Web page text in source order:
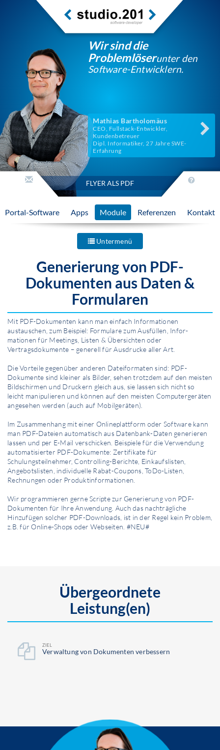
Wir sind die
Problemlöserunter den
Software-Entwicklern.
Mathias Bartholomäus
CEO, Fullstack-Entwickler,
Kundenbetreuer
Dipl. Informatiker, 27 Jahre SWE-
Erfahrung
FLYER ALS PDF
Portal-Software Apps Module Referenzen Kontakt
Untermenü
Generierung von PDF-
Dokumenten aus Daten &
Formularen
Mit PDF-Dokumenten kann man einfach Infor­mationen
austauschen, zum Beispiel: Formulare zum Ausfüllen, Infor­
mationen für Meetings, Listen & Übersichten oder
Vertragsdokumente – generell für Ausdrucke aller Art.
Die Vorteile gegenüber anderen Dateiformaten sind: PDF-
Dokumente sind kleiner als Bilder, sehen trotzdem auf den meisten
Bildschirmen und Druckern gleich aus, sie lassen sich nicht so
leicht manipulieren und können auf den meisten Computergeräten
angesehen werden (auch auf Mobilgeräten).
Im Zusammenhang mit einer Onlineplattform oder Software kann
man PDF-Dateien automatisch aus Datenbank-Daten generieren
lassen und per E-Mail verschicken. Beispiele für die Verwendung
automatisierter PDF-Dokumente: Zertifikate für
Schulungsteilnehmer, Controlling-Berichte, Einkaufslisten,
Angebotslisten, individuelle Rabat-Coupons, ToDo-Listen,
Rechnungen oder Produktinformationen.
Wir programmieren gerne Scripte zur Generierung von PDF-
Dokumenten für Ihre Anwendung. Auch das nachträgliche
Hinzufügen solcher PDF-Downloads, ist in der Regel kein Problem,
z.B. für Online-Shops oder Webseiten. #NEU#
Übergeordnete
Leistung(en)
ZIEL
Ver­waltung von Dokumenten verbessern